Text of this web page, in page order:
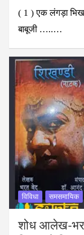
​( 1 ) एक लंगड़ा
बाबूजी …..…
विविधा समसमायिक
शोध आलेख-भरत